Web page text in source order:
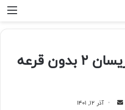
فروش فوری آریسان ۲ بدون قرعه
آذر ۱۲, ۱۴۰۱